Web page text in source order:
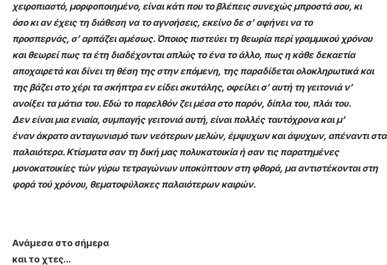
χειροπιαστό, μορφοποιημένο, είναι κάτι που το βλέπεις συνεχώς μπροστά σου, κι
όσο κι αν έχεις τη διάθεση να το αγνοήσεις, εκείνο δε σ’ αφήνει να το
προσπερνάς, σ’ αρπάζει αμέσως. Όποιος πιστεύει τη θεωρία περί γραμμικού χρόνου
και θεωρεί πως τα έτη διαδέχονται απλώς το ένα το άλλο, πως η κάθε δεκαετία
αποχαιρετά και δίνει τη θέση της στην επόμενη, της παραδίδεται ολοκληρωτικά και
της βάζει στο χέρι τα σκήπτρα εν είδει σκυτάλης, οφείλει σ’ αυτή τη γειτονιά ν’
ανοίξει τα μάτια του. Εδώ το παρελθόν ζει μέσα στο παρόν, δίπλα του, πλάι του.
Δεν είναι μια ενιαία, συμπαγής γειτονιά αυτή, είναι πολλές ταυτόχρονα και μ’
έναν άκρατο ανταγωνισμό των νεότερων μελών, έμψυχων και άψυχων, απέναντι στα
παλαιότερα. Κτίσματα σαν τη δική μας πολυκατοικία ή σαν τις παρατημένες
μονοκατοικίες τών γύρω τετραγώνων υποκύπτουν στη φθορά, μα αντιστέκονται στη
φορά τού χρόνου, θεματοφύλακες παλαιότερων καιρών.
Ανάμεσα στο σήμερα
και το χτες…